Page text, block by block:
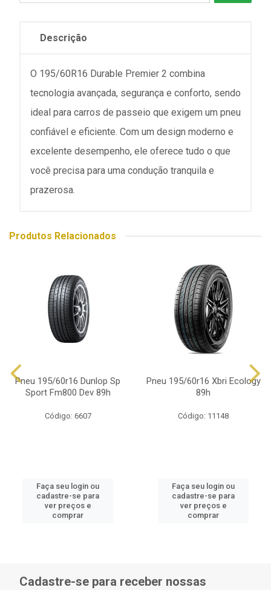
Descrição
O 195/60R16 Durable Premier 2 combina
tecnologia avançada, segurança e conforto, sendo
ideal para carros de passeio que exigem um pneu
confiável e eficiente. Com um design moderno e
excelente desempenho, ele oferece tudo o que
você precisa para uma condução tranquila e
prazerosa.
Produtos Relacionados
Pneu 195/60r16 Dunlop Sp
Sport Fm800 Dev 89h
Código: 6607
Faça seu login ou
cadastre-se para
ver preços e
comprar
Pneu 195/60r16 Xbri Ecology
89h
Código: 11148
Faça seu login ou
cadastre-se para
ver preços e
comprar
Cadastre-se para receber nossas